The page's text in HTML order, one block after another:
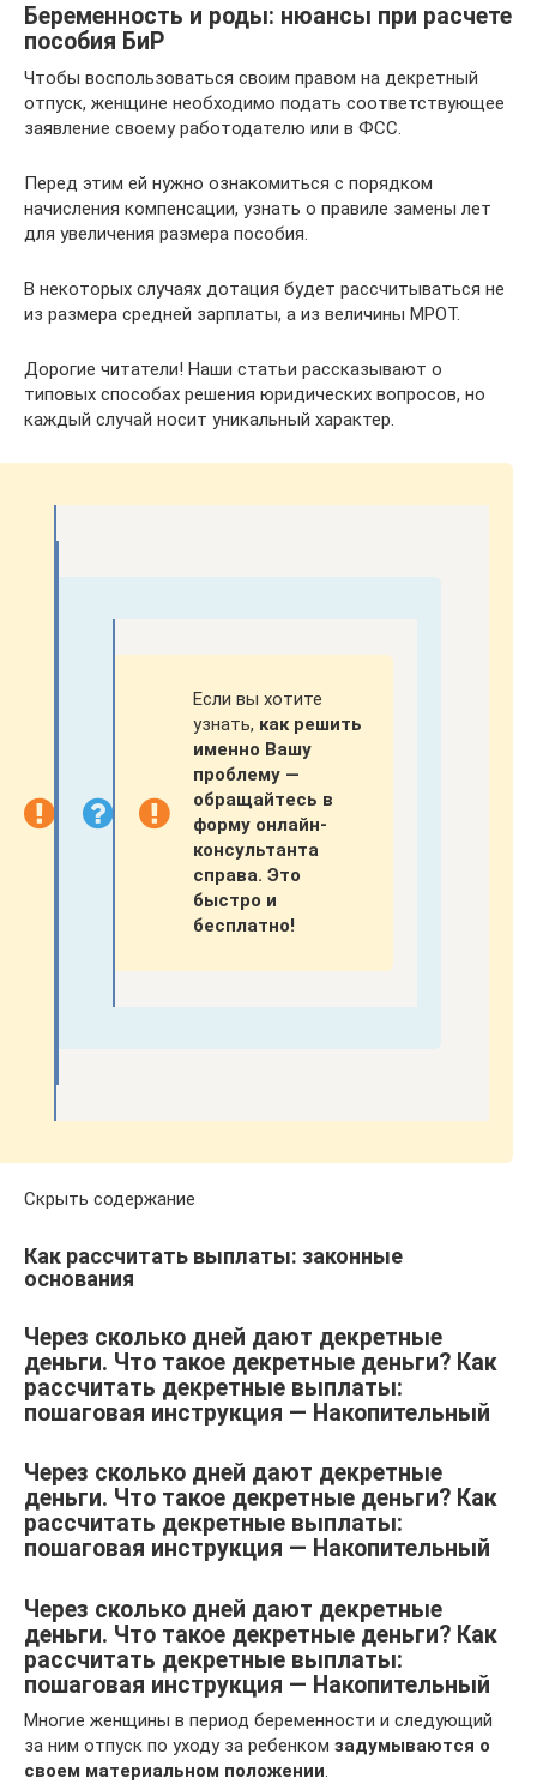
Беременность и роды: нюансы при расчете
пособия БиР
Чтобы воспользоваться своим правом на декретный
отпуск, женщине необходимо подать соответствующее
заявление своему работодателю или в ФСС.
Перед этим ей нужно ознакомиться с порядком
начисления компенсации, узнать о правиле замены лет
для увеличения размера пособия.
В некоторых случаях дотация будет рассчитываться не
из размера средней зарплаты, а из величины МРОТ.
Дорогие читатели! Наши статьи рассказывают о
типовых способах решения юридических вопросов, но
каждый случай носит уникальный характер.
Если вы хотите
узнать, как решить
именно Вашу
проблему —
обращайтесь в
форму онлайн-
консультанта
справа. Это
быстро и
бесплатно!
Скрыть содержание
Как рассчитать выплаты: законные
основания
Через сколько дней дают декретные
деньги. Что такое декретные деньги? Как
рассчитать декретные выплаты:
пошаговая инструкция — Накопительный
Через сколько дней дают декретные
деньги. Что такое декретные деньги? Как
рассчитать декретные выплаты:
пошаговая инструкция — Накопительный
Через сколько дней дают декретные
деньги. Что такое декретные деньги? Как
рассчитать декретные выплаты:
пошаговая инструкция — Накопительный
Многие женщины в период беременности и следующий
за ним отпуск по уходу за ребенком задумываются о
своем материальном положении.